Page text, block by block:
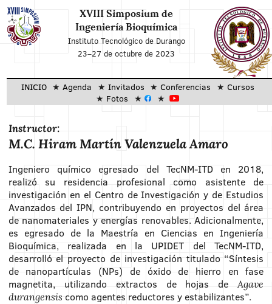
XVIII Simposium de
Ingeniería Bioquímica
Instituto Tecnológico de Durango
23–27 de octubre de 2023
INICIO Agenda Invitados Conferencias
Cursos
Fotos
Instructor:
M.C. Hiram Martín Valenzuela Amaro
Ingeniero químico egresado del TecNM-ITD en 2018,
realizó su residencia profesional como asistente de
investigación en el Centro de Investigación y de Estudios
Avanzados del IPN, contribuyendo en proyectos del área
de nanomateriales y energías renovables. Adicionalmente,
es egresado de la Maestría en Ciencias en Ingeniería
Bioquímica, realizada en la UPIDET del TecNM-ITD,
desarrolló el proyecto de investigación titulado “Síntesis
de nanopartículas (NPs) de óxido de hierro en fase
magnetita, utilizando extractos de hojas deAgave
durangensis como agentes reductores y estabilizantes”.